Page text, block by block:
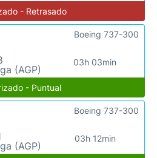
- Retrasado
(AGP)
03h 03min
Boeing 737-300
- Puntual
(AGP)
03h 12min
Boeing 737-300